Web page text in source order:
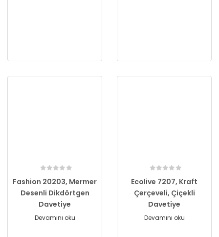
Fashion 20203, Mermer
Desenli Dikdörtgen
Davetiye
Devamını oku
Ecolive 7207, Kraft
Çerçeveli, Çiçekli
Davetiye
Devamını oku